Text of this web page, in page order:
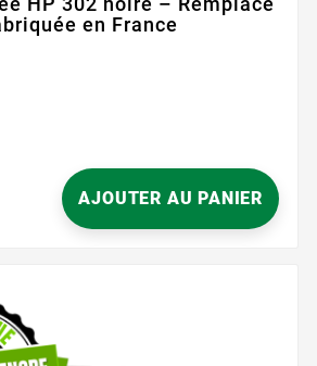
en France
AJOUTER AU PANIER